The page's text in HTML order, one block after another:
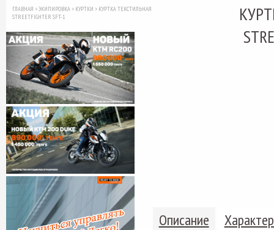
ГЛАВНАЯ >ЭКИПИРОВКА > КУРТКИ > КУРТКА ТЕКСТИЛЬНАЯ
STREETFIGHTER SFT-1
Описание